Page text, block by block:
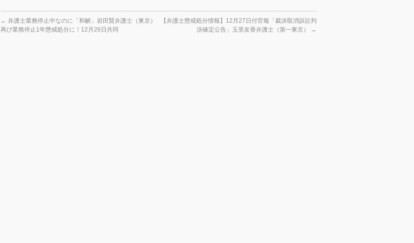
← 弁護士業務停止中なのに「和解」岩田賢弁護士（東京）
再び業務停止1年懲戒処分に！12月26日共同
【弁護士懲戒処分情報】12月27日付官報「裁決取消訴訟判
決確定公告」玉里友香弁護士（第一東京）
→